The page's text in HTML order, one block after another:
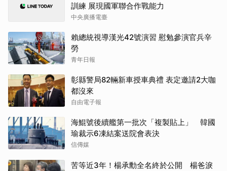
訓練 展現國軍聯合作戰能力
中央廣播電臺
賴總統視導漢光42號演習 慰勉參演官兵辛
勞
青年日報
彰縣警局82輛新車授車典禮 表定邀請2大咖
都沒來
自由電子報
海鯤號後續艦第一批次「複製貼上」 韓國
瑜裁示6凍結案送院會表決
信傳媒
苦等近3年！楊承勳全名終於公開 楊爸淚